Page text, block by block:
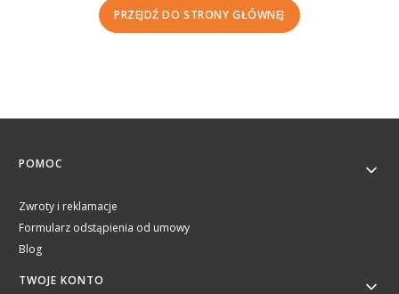
PRZEJDŹ DO STRONY GŁÓWNEJ
Linki w stopce
POMOC
Zwroty i reklamacje
Formularz odstąpienia od umowy
Blog
TWOJE KONTO